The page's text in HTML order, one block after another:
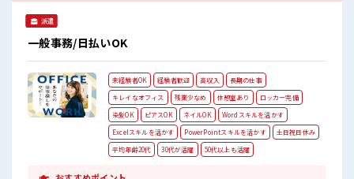
派遣
一般事務/日払いOK
未経験者OK 経験者歓迎 高収入
長期の仕事
キレイなオフィス
残業少なめ 休憩室あり
ロッカー完備
染髪OK
ピアスOK ネイルOK
Wordスキルを活かす
Excelスキルを活かす
PowerPointスキルを活かす
土日祝日休み
平均年齢20代
30代が活躍 50代以上も活躍